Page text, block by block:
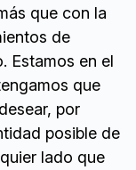
que con la
de
Estamos en el
que
por
posible de
lado que